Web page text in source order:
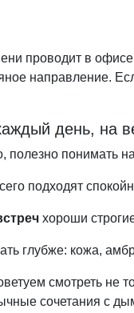
проводит в
направление.
день, на
полезно понимать
подходят
хороши
глубже: кожа,
смотреть не
сочетания с